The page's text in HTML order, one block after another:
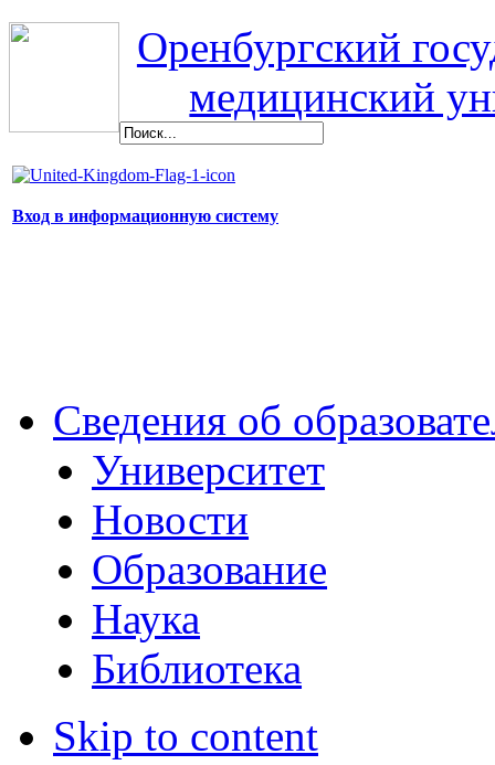
Оренбургский
медицинский
Вход в информационную систему
Сведения об
Университет
Новости
Образование
Наука
Библиотека
Skip to content